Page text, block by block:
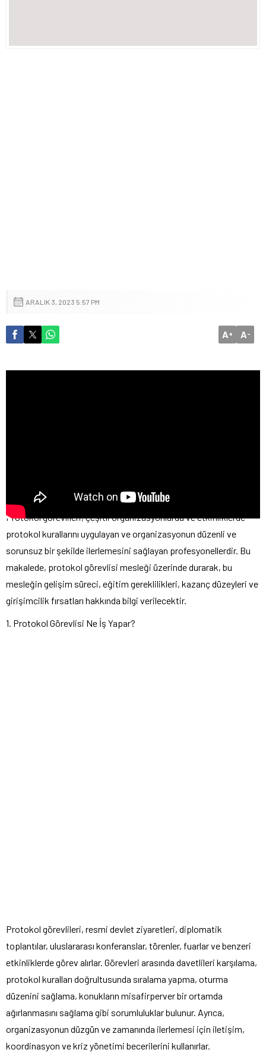
ARALIK 3, 2023 5:57 PM
A+ A-
Protokol görevlileri, çeşitli organizasyonlarda ve etkinliklerde
protokol kurallarını uygulayan ve organizasyonun düzenli ve
sorunsuz bir şekilde ilerlemesini sağlayan profesyonellerdir. Bu
makalede, protokol görevlisi mesleği üzerinde durarak, bu
mesleğin gelişim süreci, eğitim gereklilikleri, kazanç düzeyleri ve
girişimcilik fırsatları hakkında bilgi verilecektir.
1. Protokol Görevlisi Ne İş Yapar?
Protokol görevlileri, resmi devlet ziyaretleri, diplomatik
toplantılar, uluslararası konferanslar, törenler, fuarlar ve benzeri
etkinliklerde görev alırlar. Görevleri arasında davetlileri karşılama,
protokol kuralları doğrultusunda sıralama yapma, oturma
düzenini sağlama, konukların misafirperver bir ortamda
ağırlanmasını sağlama gibi sorumluluklar bulunur. Ayrıca,
organizasyonun düzgün ve zamanında ilerlemesi için iletişim,
koordinasyon ve kriz yönetimi becerilerini kullanırlar.